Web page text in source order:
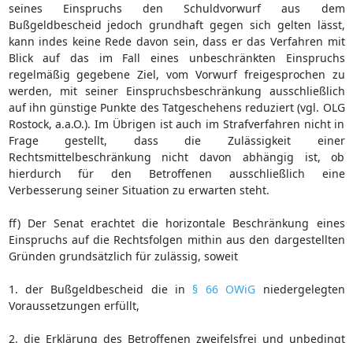
seines Einspruchs den Schuldvorwurf aus dem
Bußgeldbescheid jedoch grundhaft gegen sich gelten lässt,
kann indes keine Rede davon sein, dass er das Verfahren mit
Blick auf das im Fall eines unbeschränkten Einspruchs
regelmäßig gegebene Ziel, vom Vorwurf freigesprochen zu
werden, mit seiner Einspruchsbeschränkung ausschließlich
auf ihn günstige Punkte des Tatgeschehens reduziert (vgl. OLG
Rostock, a.a.O.). Im Übrigen ist auch im Strafverfahren nicht in
Frage gestellt, dass die Zulässigkeit einer
Rechtsmittelbeschränkung nicht davon abhängig ist, ob
hierdurch für den Betroffenen ausschließlich eine
Verbesserung seiner Situation zu erwarten steht.
ff) Der Senat erachtet die horizontale Beschränkung eines
Einspruchs auf die Rechtsfolgen mithin aus den dargestellten
Gründen grundsätzlich für zulässig, soweit
1. der Bußgeldbescheid die in § 66 OWiG niedergelegten
Voraussetzungen erfüllt,
2. die Erklärung des Betroffenen zweifelsfrei und unbedingt